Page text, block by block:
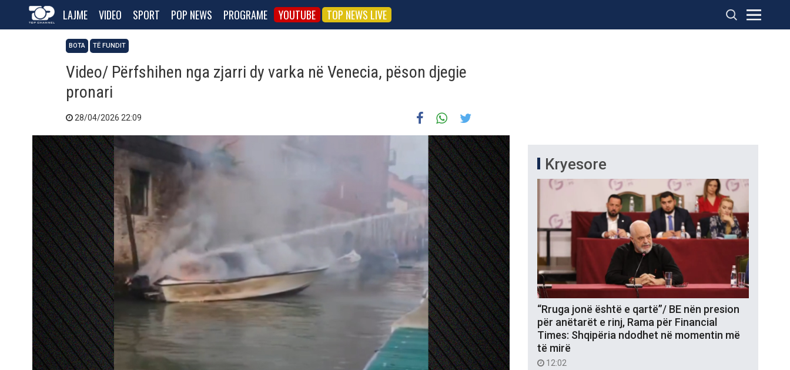
LAJME VIDEO SPORT POP NEWS PROGRAME YOUTUBE TOP NEWS LIVE
BOTA TË FUNDIT
Video/ Përfshihen nga zjarri dy varka në Venecia, pëson djegie
pronari
28/04/2026 22:09
Kryesore
“Rruga jonë është e qartë”/ BE nën presion
për anëtarët e rinj, Rama për Financial
Times: Shqipëria ndodhet në momentin më
të mirë
12:02